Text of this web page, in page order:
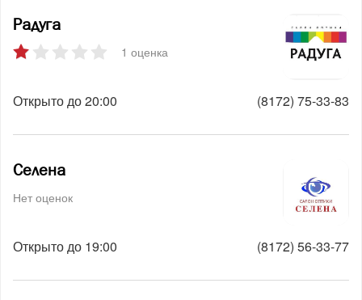
Радуга
1 оценка
Открыто до 20:00 (8172) 75-33-83
Селена
Нет оценок
Открыто до 19:00 (8172) 56-33-77